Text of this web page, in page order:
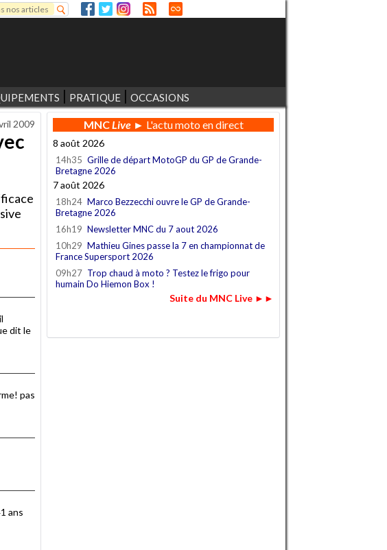
recherche
PRATIQUE OCCASIONS
2009
dit le
pas
ans
MNCLive► L'actu moto en direct
8 août 2026
14h35 Grille de départ MotoGP du GP de Grande-
Bretagne 2026
7 août 2026
18h24 Marco Bezzecchi ouvre le GP de Grande-
Bretagne 2026
16h19 Newsletter MNC du 7 aout 2026
10h29 Mathieu Gines passe la 7 en championnat de
France Supersport 2026
09h27 Trop chaud à moto ? Testez le frigo pour
humain Do Hiemon Box !
Suite du MNC Live ►►